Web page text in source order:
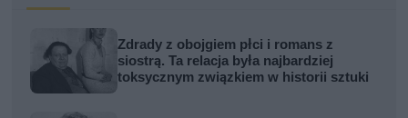
Zdrady z obojgiem płci i romans z
siostrą. Ta relacja była najbardziej
toksycznym związkiem w historii sztuki